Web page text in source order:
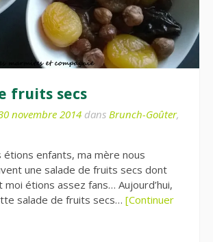
fruits secs
novembre 2014 dans Brunch-Goûter,
étions enfants, ma mère nous
une salade de fruits secs dont
étions assez fans… Aujourd’hui,
salade de fruits secs… [Continuer